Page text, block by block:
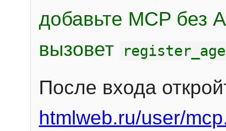
добавьте MCP без
вызовет
После входа
htmlweb.ru/user/